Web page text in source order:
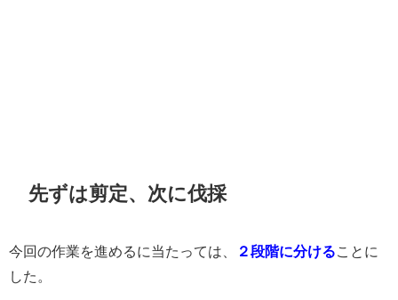
先ずは剪定、次に伐採
今回の作業を進めるに当たっては、 ２段階に分ける ことに
した。